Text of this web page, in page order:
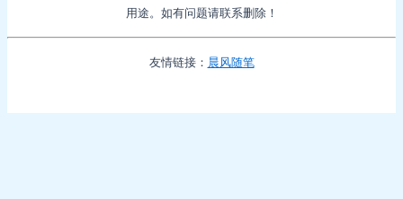
用途。如有问题请联系删除！
友情链接： 晨风随笔